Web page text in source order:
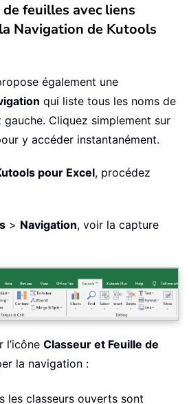
feuilles avec liens
Navigation de Kutools
également une
qui liste tous les noms de
Cliquez simplement sur
y accéder instantanément.
pour Excel, procédez
> Navigation, voir la capture
l’icône Classeur et Feuille de
la navigation :
les classeurs ouverts sont